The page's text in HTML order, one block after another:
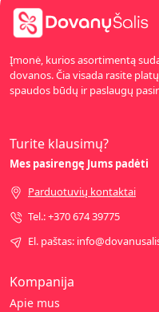
Įmonė, kurios asortimentą
dovanos. Čia visada rasite
spaudos būdų ir paslaugų
Kompanija
Apie mus
Turite klausimų?
Mes pasirengę Jums padėti
Parduotuvių kontaktai
Tel.: +370 674 39775
El. paštas: